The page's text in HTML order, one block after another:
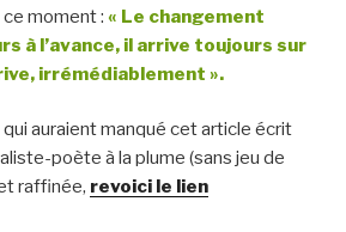
moment : « Le changement
à l’avance, il arrive toujours sur
irrémédiablement ».
auraient manqué cet article écrit
poète à la plume (sans jeu de
raffinée, revoici le lien